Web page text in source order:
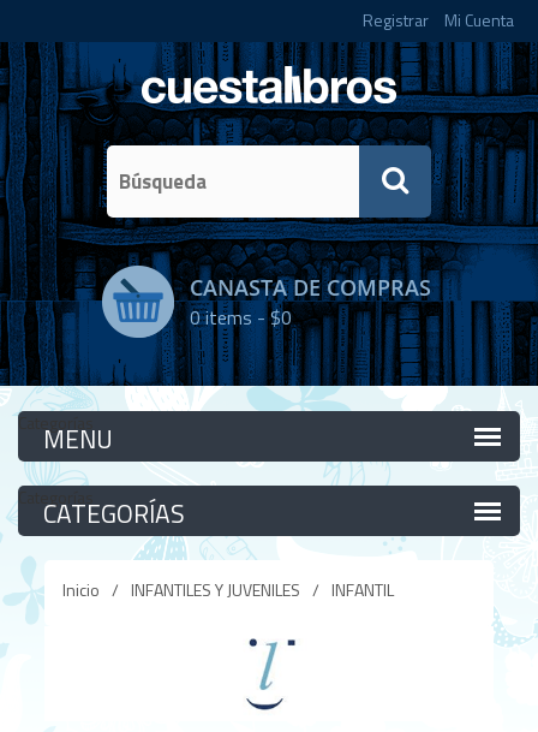
Registrar Mi Cuenta
CANASTA DE COMPRAS
0items -$0
Categorías
Categorías
Inicio / INFANTILES Y JUVENILES / INFANTIL